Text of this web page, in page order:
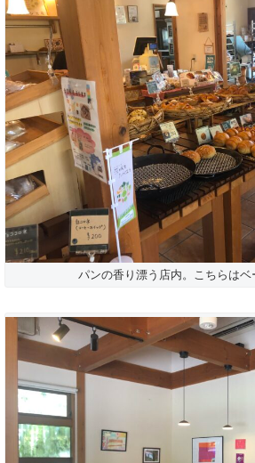
パンの香り漂う店内。こちらはベ